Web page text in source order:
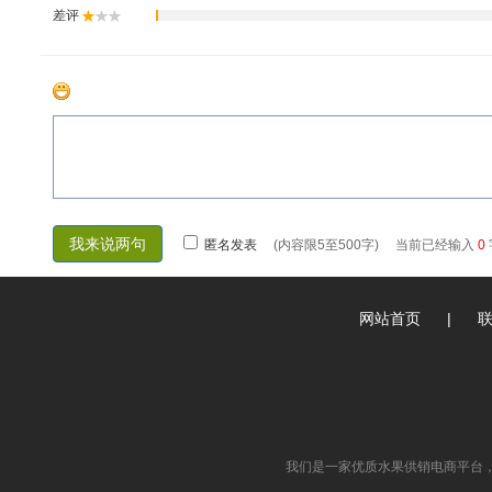
网站首页 |
我们是一家优质水果供销电商平台